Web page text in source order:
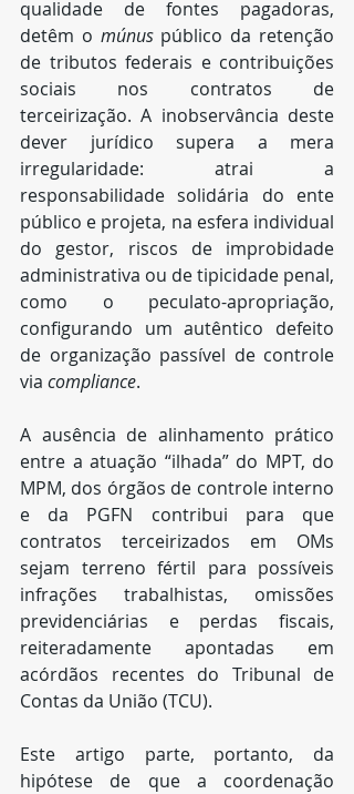
qualidade de fontes pagadoras,
detêm o múnus público da retenção
de tributos federais e contribuições
sociais nos contratos de
terceirização. A inobservância deste
dever jurídico supera a mera
irregularidade: atrai a
responsabilidade solidária do ente
público e projeta, na esfera individual
do gestor, riscos de improbidade
administrativa ou de tipicidade penal,
como o peculato-apropriação,
configurando um autêntico defeito
de organização passível de controle
via compliance.
A ausência de alinhamento prático
entre a atuação “ilhada” do MPT, do
MPM, dos órgãos de controle interno
e da PGFN contribui para que
contratos terceirizados em OMs
sejam terreno fértil para possíveis
infrações trabalhistas, omissões
previdenciárias e perdas fiscais,
reiteradamente apontadas em
acórdãos recentes do Tribunal de
Contas da União (TCU).​
Este artigo parte, portanto, da
hipótese de que a coordenação